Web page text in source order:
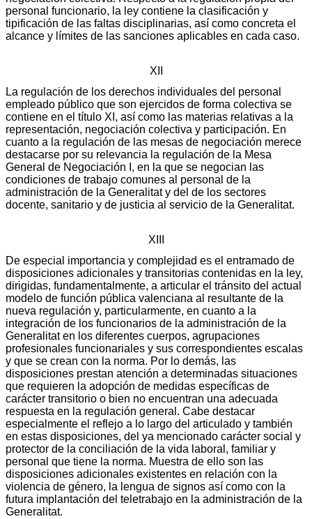
personal funcionario, la ley contiene la clasificación y
tipificación de las faltas disciplinarias, así como concreta el
alcance y límites de las sanciones aplicables en cada caso.
XII
La regulación de los derechos individuales del personal
empleado público que son ejercidos de forma colectiva se
contiene en el título XI, así como las materias relativas a la
representación, negociación colectiva y participación. En
cuanto a la regulación de las mesas de negociación merece
destacarse por su relevancia la regulación de la Mesa
General de Negociación I, en la que se negocian las
condiciones de trabajo comunes al personal de la
administración de la Generalitat y del de los sectores
docente, sanitario y de justicia al servicio de la Generalitat.
XIII
De especial importancia y complejidad es el entramado de
disposiciones adicionales y transitorias contenidas en la ley,
dirigidas, fundamentalmente, a articular el tránsito del actual
modelo de función pública valenciana al resultante de la
nueva regulación y, particularmente, en cuanto a la
integración de los funcionarios de la administración de la
Generalitat en los diferentes cuerpos, agrupaciones
profesionales funcionariales y sus correspondientes escalas
y que se crean con la norma. Por lo demás, las
disposiciones prestan atención a determinadas situaciones
que requieren la adopción de medidas específicas de
carácter transitorio o bien no encuentran una adecuada
respuesta en la regulación general. Cabe destacar
especialmente el reflejo a lo largo del articulado y también
en estas disposiciones, del ya mencionado carácter social y
protector de la conciliación de la vida laboral, familiar y
personal que tiene la norma. Muestra de ello son las
disposiciones adicionales existentes en relación con la
violencia de género, la lengua de signos así como con la
futura implantación del teletrabajo en la administración de la
Generalitat.